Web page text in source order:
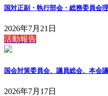
国対正副・執行部会・総務委員会
2026年7月21日
活動報告
国会対策委員会、議員総会、本会
2026年7月17日